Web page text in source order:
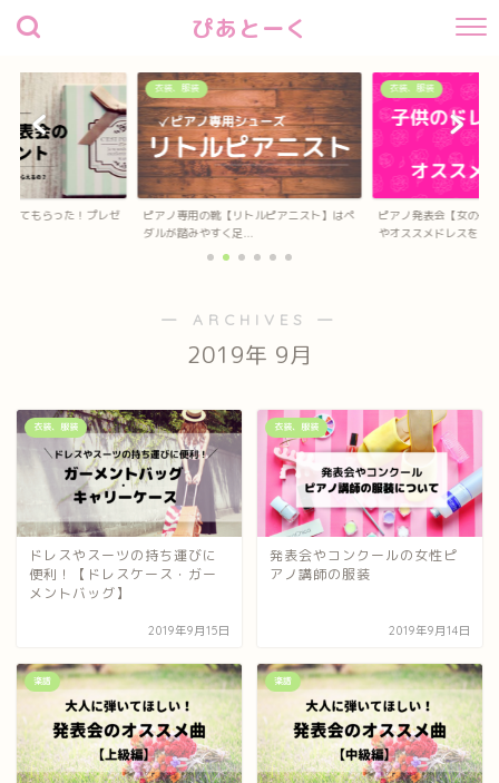
ぴあとーく
してもらった！プレゼ
衣装、服装
ピアノ専用の靴【リトルピアニスト】はペ
ダルが踏みやすく足...
衣装、服装
ピアノ発表会【女の子
やオススメドレスを...
― ARCHIVES ―
2019年 9月
衣装、服装
ドレスやスーツの持ち運びに
便利！【ドレスケース・ガー
メントバッグ】
2019年9月15日
衣装、服装
発表会やコンクールの女性ピ
アノ講師の服装
2019年9月14日
楽譜 楽譜